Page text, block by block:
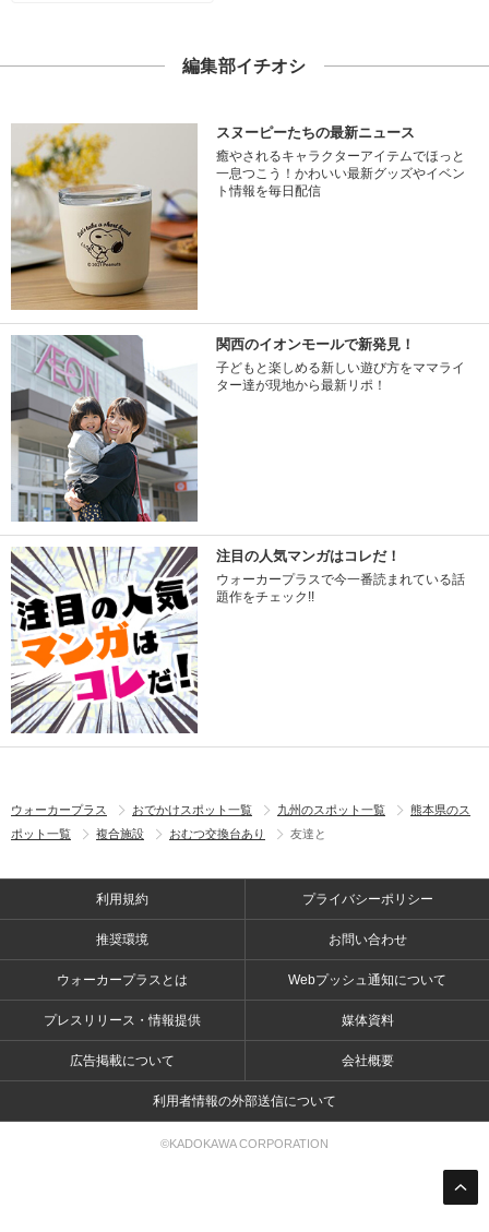
編集部イチオシ
スヌーピーたちの最新ニュース
癒やされるキャラクターアイテムでほっと
一息つこう！かわいい最新グッズやイベン
ト情報を毎日配信
関西のイオンモールで新発見！
子どもと楽しめる新しい遊び方をママライ
ター達が現地から最新リポ！
注目の人気マンガはコレだ！
ウォーカープラスで今一番読まれている話
題作をチェック!!
ウォーカープラス おでかけスポット一覧 九州のスポット一覧
熊本県のス
ポット一覧
複合施設 おむつ交換台あり 友達と
利用規約 プライバシーポリシー
推奨環境 お問い合わせ
ウォーカープラスとは Webプッシュ通知について
プレスリリース・情報提供 媒体資料
広告掲載について 会社概要
利用者情報の外部送信について
©KADOKAWA CORPORATION